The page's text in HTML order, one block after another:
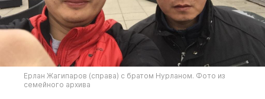
Ерлан Жагипаров (справа) с братом Нурланом. Фото из
семейного архива